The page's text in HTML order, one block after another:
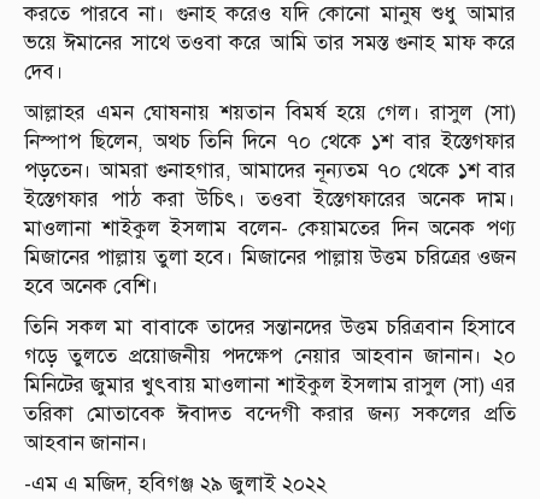
করতে পারবে না। গুনাহ করেও যদি কোনো মানুষ শুধু আমার
ভয়ে ঈমানের সাথে তওবা করে আমি তার সমস্ত গুনাহ মাফ করে
দেব।
আল্লাহর এমন ঘোষনায় শয়তান বিমর্ষ হয়ে গেল। রাসুল (সা)
নিস্পাপ ছিলেন, অথচ তিনি দিনে ৭০ থেকে ১শ বার ইস্তেগফার
পড়তেন। আমরা গুনাহগার, আমাদের নূন্যতম ৭০ থেকে ১শ বার
ইস্তেগফার পাঠ করা উচিৎ। তওবা ইস্তেগফারের অনেক দাম।
মাওলানা শাইকুল ইসলাম বলেন- কেয়ামতের দিন অনেক পণ্য
মিজানের পাল্লায় তুলা হবে। মিজানের পাল্লায় উত্তম চরিত্রের ওজন
হবে অনেক বেশি।
তিনি সকল মা বাবাকে তাদের সন্তানদের উত্তম চরিত্রবান হিসাবে
গড়ে তুলতে প্রয়োজনীয় পদক্ষেপ নেয়ার আহবান জানান। ২০
মিনিটের জুমার খুৎবায় মাওলানা শাইকুল ইসলাম রাসুল (সা) এর
তরিকা মোতাবেক ঈবাদত বন্দেগী করার জন্য সকলের প্রতি
আহবান জানান।
-এম এ মজিদ, হবিগঞ্জ ২৯ জুলাই ২০২২